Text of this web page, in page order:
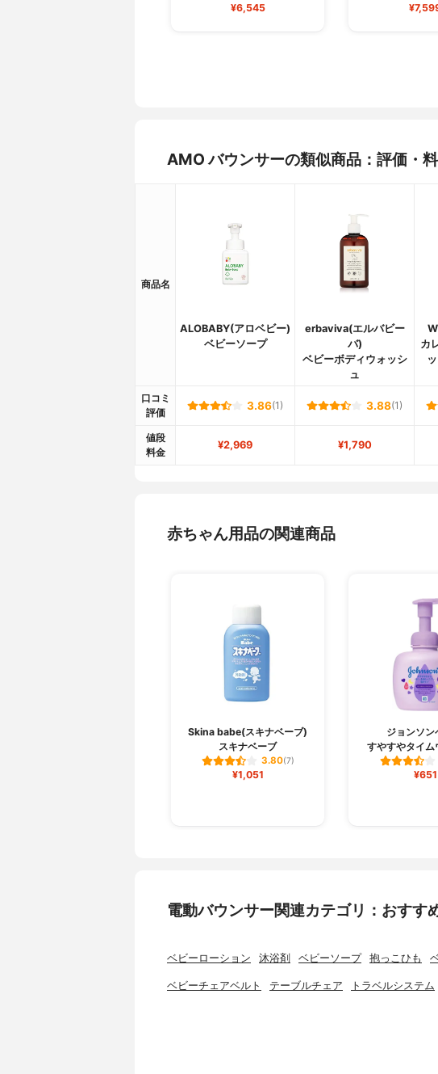
¥6,545
AMO バウンサーの類似商品：評価・
商品名
ALOBABY(アロベビー)
ベビーソープ
erbaviva(エルバビー
バ)
ベビーボディウォッシ
ュ
カ
口コミ
評価
3.86(1) 3.88(1)
値段
料金
¥2,969 ¥1,790
赤ちゃん用品の関連商品
Skina babe(スキナベーブ)
スキナベーブ
3.80(7)
¥1,051
ジョンソン
すやすやタイム
¥651
電動バウンサー関連カテゴリ：おすす
ベビーローション 沐浴剤 ベビーソープ 抱っこひも
ベビーチェアベルト テーブルチェア トラベルシステム